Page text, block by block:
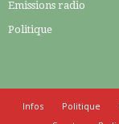
Emissions radio
Politique
Infos Politique